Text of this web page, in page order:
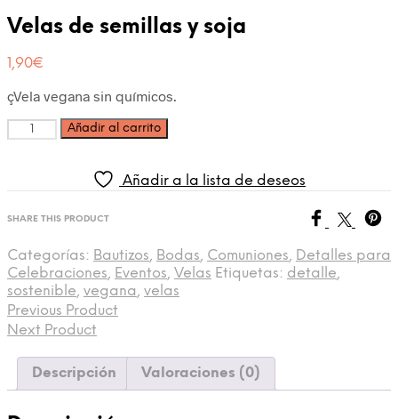
Velas de semillas y soja
1,90€
çVela vegana sin químicos.
CantidadAñadir al carrito
Añadir a la lista de deseos
SHARE THIS PRODUCT
Categorías: Bautizos, Bodas, Comuniones, Detalles para
Celebraciones, Eventos, Velas Etiquetas: detalle,
sostenible, vegana, velas
Previous Product
Next Product
Descripción Valoraciones (0)